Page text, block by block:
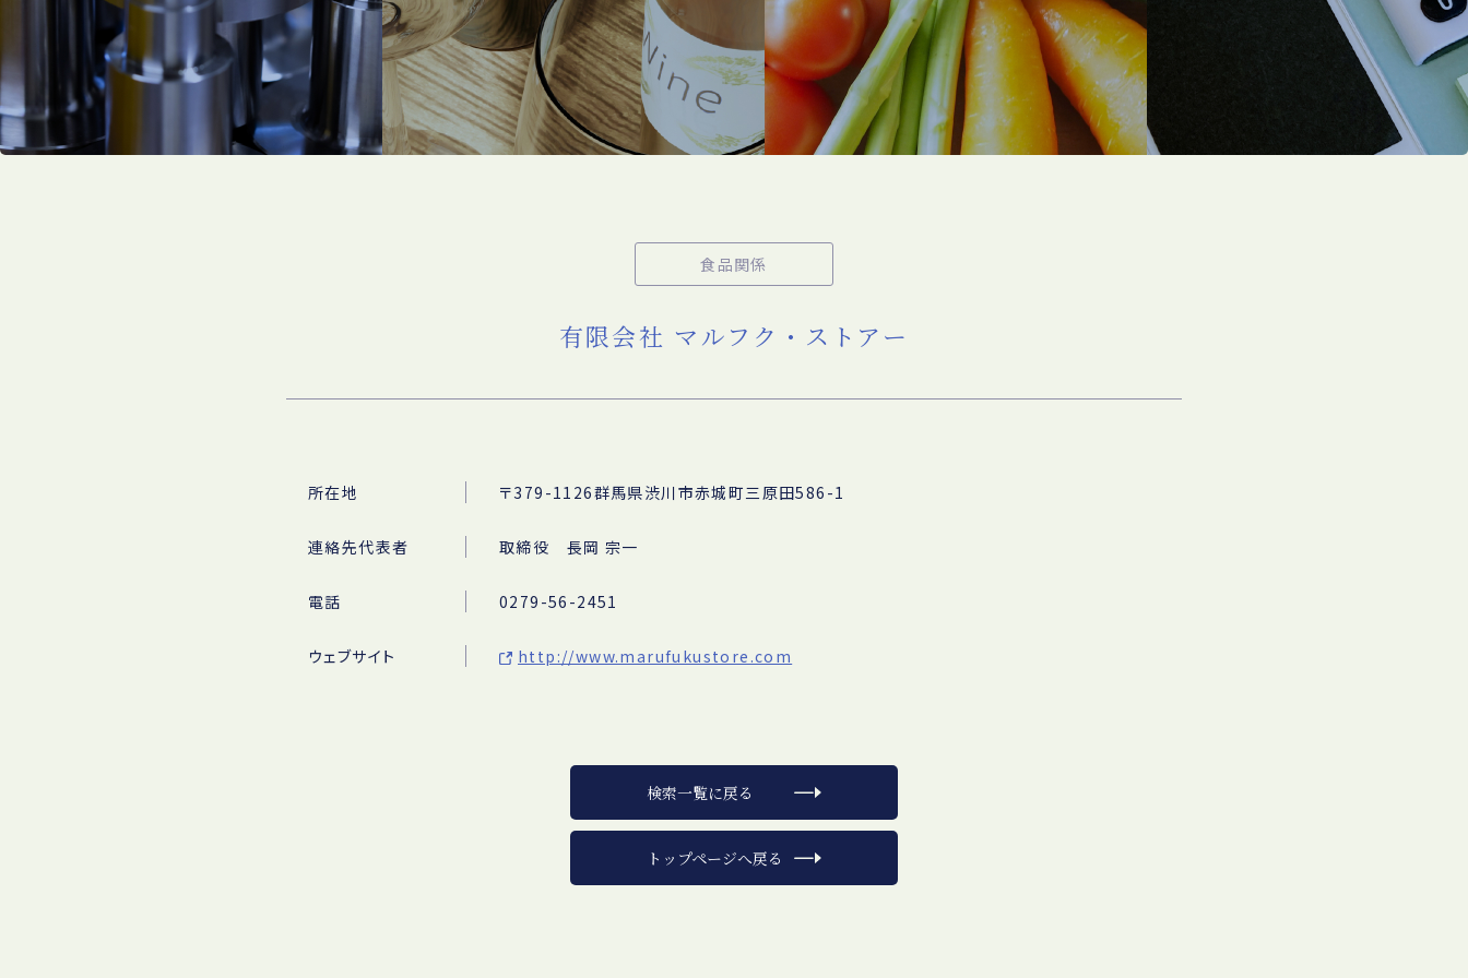
食品関係
有限会社 マルフク・ストアー
所在地 〒379-1126群馬県渋川市赤城町三原田586-1
連絡先代表者 取締役 長岡 宗一
電話 0279-56-2451
ウェブサイト http://www.marufukustore.com
検索一覧に戻る
トップページへ戻る